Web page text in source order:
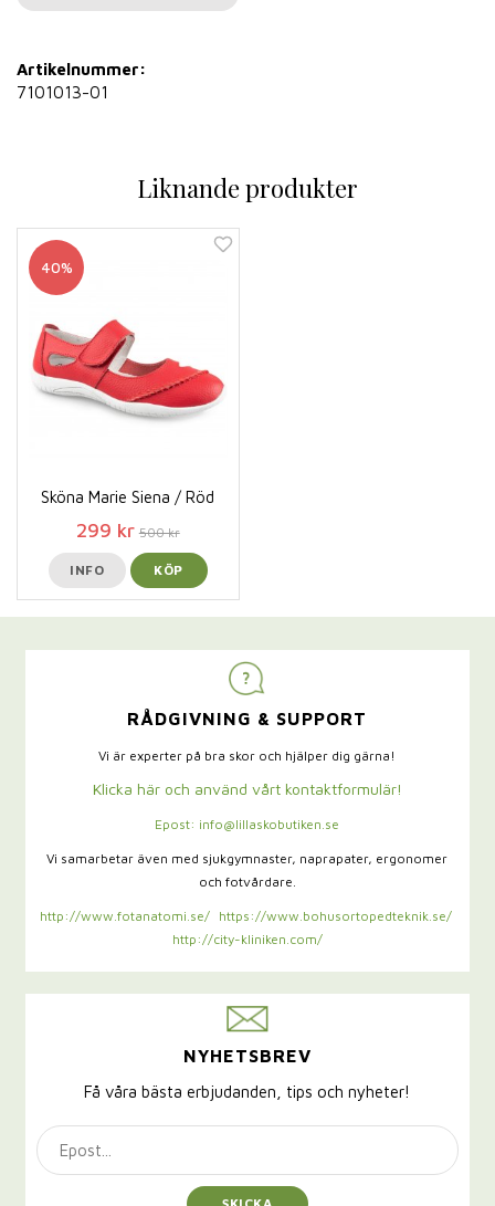
Artikelnummer:
7101013-01
Liknande produkter
40%
Sköna Marie Siena / Röd
299 kr 500 kr
INFO KÖP
RÅDGIVNING & SUPPORT
Vi är experter på bra skor och hjälper dig gärna!
Klicka här och använd vårt kontaktformulär!
Epost: info@lillaskobutiken.se
Vi samarbetar även med sjukgymnaster, naprapater, ergonomer
och fotvårdare.
http://www.fotanatomi.se/
https://www.bohusortopedteknik.se/
http://city-kliniken.com/
NYHETSBREV
Få våra bästa erbjudanden, tips och nyheter!